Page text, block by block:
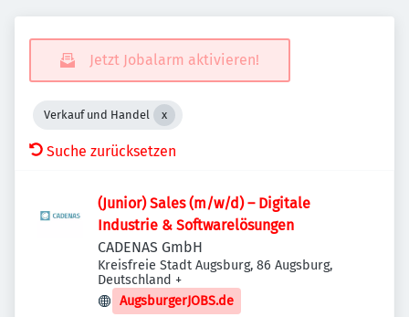
Jetzt Jobalarm aktivieren!
Verkauf und Handel
Suche zurücksetzen
(Junior) Sales (m/w/d) – Digitale
Industrie & Softwarelösungen
CADENAS GmbH
Kreisfreie Stadt Augsburg, 86 Augsburg,
Deutschland +
AugsburgerJOBS.de